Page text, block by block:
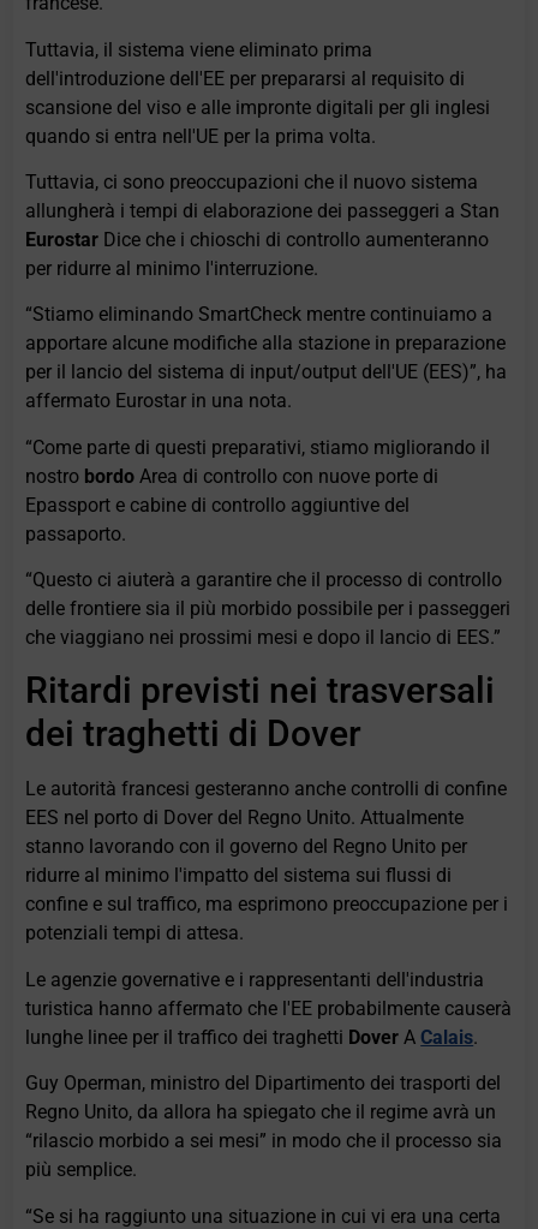
Tuttavia, il sistema viene eliminato prima
dell'introduzione dell'EE per prepararsi al requisito di
scansione del viso e alle impronte digitali per gli inglesi
quando si entra nell'UE per la prima volta.
Tuttavia, ci sono preoccupazioni che il nuovo sistema
allungherà i tempi di elaborazione dei passeggeri a Stan
Eurostar Dice che i chioschi di controllo aumenteranno
per ridurre al minimo l'interruzione.
“Stiamo eliminando SmartCheck mentre continuiamo a
apportare alcune modifiche alla stazione in preparazione
per il lancio del sistema di input/output dell'UE (EES)”, ha
affermato Eurostar in una nota.
“Come parte di questi preparativi, stiamo migliorando il
nostro bordo Area di controllo con nuove porte di
Epassport e cabine di controllo aggiuntive del
passaporto.
“Questo ci aiuterà a garantire che il processo di controllo
delle frontiere sia il più morbido possibile per i passeggeri
che viaggiano nei prossimi mesi e dopo il lancio di EES.”
Ritardi previsti nei trasversali
dei traghetti di Dover
Le autorità francesi gesteranno anche controlli di confine
EES nel porto di Dover del Regno Unito. Attualmente
stanno lavorando con il governo del Regno Unito per
ridurre al minimo l'impatto del sistema sui flussi di
confine e sul traffico, ma esprimono preoccupazione per i
potenziali tempi di attesa.
Le agenzie governative e i rappresentanti dell'industria
turistica hanno affermato che l'EE probabilmente causerà
lunghe linee per il traffico dei traghetti Dover A Calais.
Guy Operman, ministro del Dipartimento dei trasporti del
Regno Unito, da allora ha spiegato che il regime avrà un
“rilascio morbido a sei mesi” in modo che il processo sia
più semplice.
“Se si ha raggiunto una situazione in cui vi era una certa